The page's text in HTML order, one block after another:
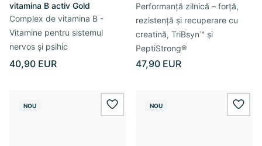
vitamina B activ Gold
Complex de vitamina B -
Vitamine pentru sistemul
nervos și psihic
40,90 EUR
Performanță zilnică – forță,
rezistență și recuperare cu
creatină, TriBsyn™ și
PeptiStrong®
47,90 EUR
NOU wishlist.add
NOU